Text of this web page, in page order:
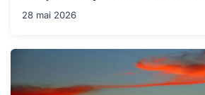
28 mai 2026